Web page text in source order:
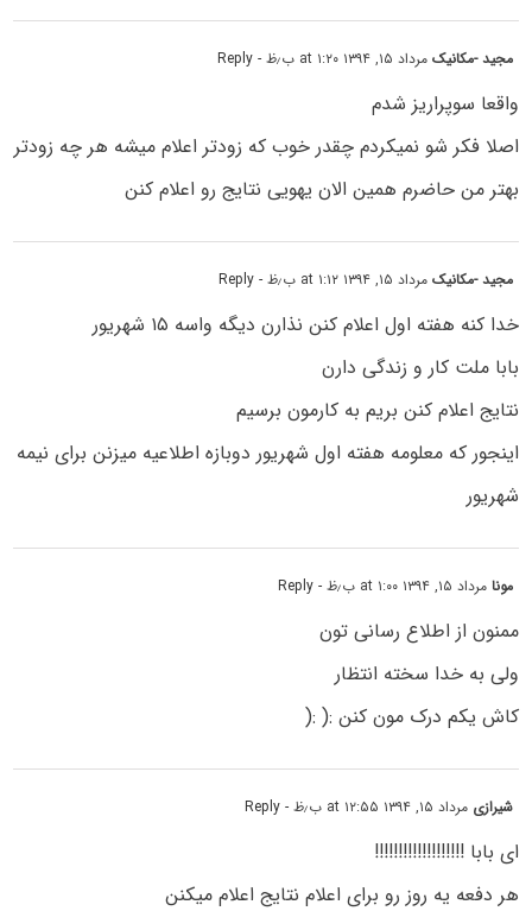
مجید -مکانیکمرداد ۱۵, ۱۳۹۴ at ۱:۲۰ ب٫ظ - Reply
واقعا سوپراریز شدم
اصلا فکر شو نمیکردم چقدر خوب که زودتر اعلام میشه هر چه زودتر
بهتر من حاضرم همین الان یهویی نتایج رو اعلام کنن
مجید -مکانیکمرداد ۱۵, ۱۳۹۴ at ۱:۱۲ ب٫ظ - Reply
خدا کنه هفته اول اعلام کنن نذارن دیگه واسه ۱۵ شهریور
بابا ملت کار و زندگی دارن
نتایج اعلام کنن بریم به کارمون برسیم
اینجور که معلومه هفته اول شهریور دوبازه اطلاعیه میزنن برای نیمه
شهریور
مونامرداد ۱۵, ۱۳۹۴ at ۱:۰۰ ب٫ظ - Reply
ممنون از اطلاع رسانی تون
ولی به خدا سخته انتظار
کاش یکم درک مون کنن :( :(
شیرازی مرداد ۱۵, ۱۳۹۴ at ۱۲:۵۵ ب٫ظ - Reply
ای بابا !!!!!!!!!!!!!!!!!!!
هر دفعه یه روز رو برای اعلام نتایج اعلام میکنن